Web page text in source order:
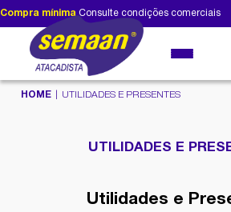
Compra mínima Consulte condições comerciais
HOME UTILIDADES E PRESENTES
UTILIDADES E
Utilidades e